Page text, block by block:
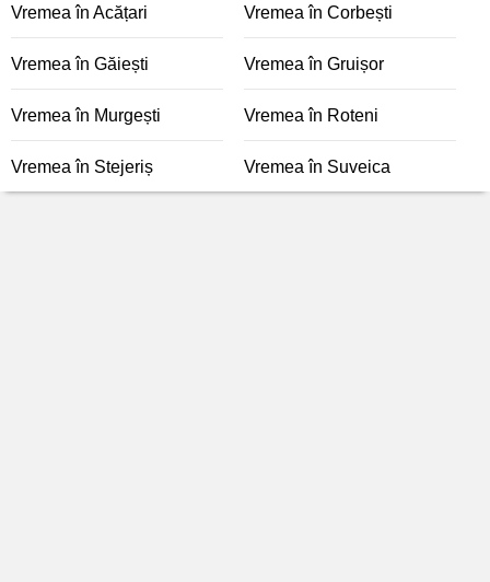
Vremea în Acățari Vremea în Corbești
Vremea în Găiești Vremea în Gruișor
Vremea în Murgești Vremea în Roteni
Vremea în Stejeriș Vremea în Suveica